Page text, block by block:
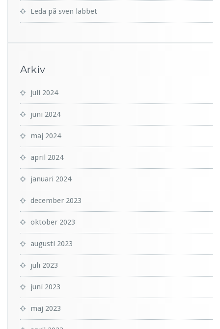
Leda på sven labbet
Arkiv
juli 2024
juni 2024
maj 2024
april 2024
januari 2024
december 2023
oktober 2023
augusti 2023
juli 2023
juni 2023
maj 2023